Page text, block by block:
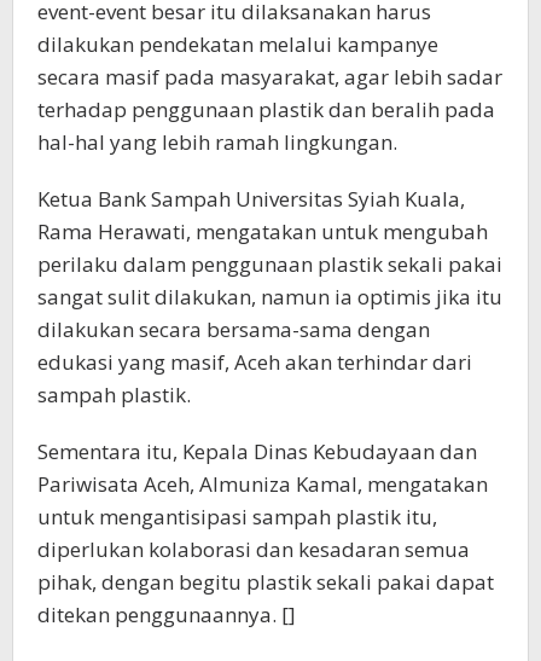
event-event besar itu dilaksanakan harus
dilakukan pendekatan melalui kampanye
secara masif pada masyarakat, agar lebih sadar
terhadap penggunaan plastik dan beralih pada
hal-hal yang lebih ramah lingkungan.
Ketua Bank Sampah Universitas Syiah Kuala,
Rama Herawati, mengatakan untuk mengubah
perilaku dalam penggunaan plastik sekali pakai
sangat sulit dilakukan, namun ia optimis jika itu
dilakukan secara bersama-sama dengan
edukasi yang masif, Aceh akan terhindar dari
sampah plastik.
Sementara itu, Kepala Dinas Kebudayaan dan
Pariwisata Aceh, Almuniza Kamal, mengatakan
untuk mengantisipasi sampah plastik itu,
diperlukan kolaborasi dan kesadaran semua
pihak, dengan begitu plastik sekali pakai dapat
ditekan penggunaannya. []